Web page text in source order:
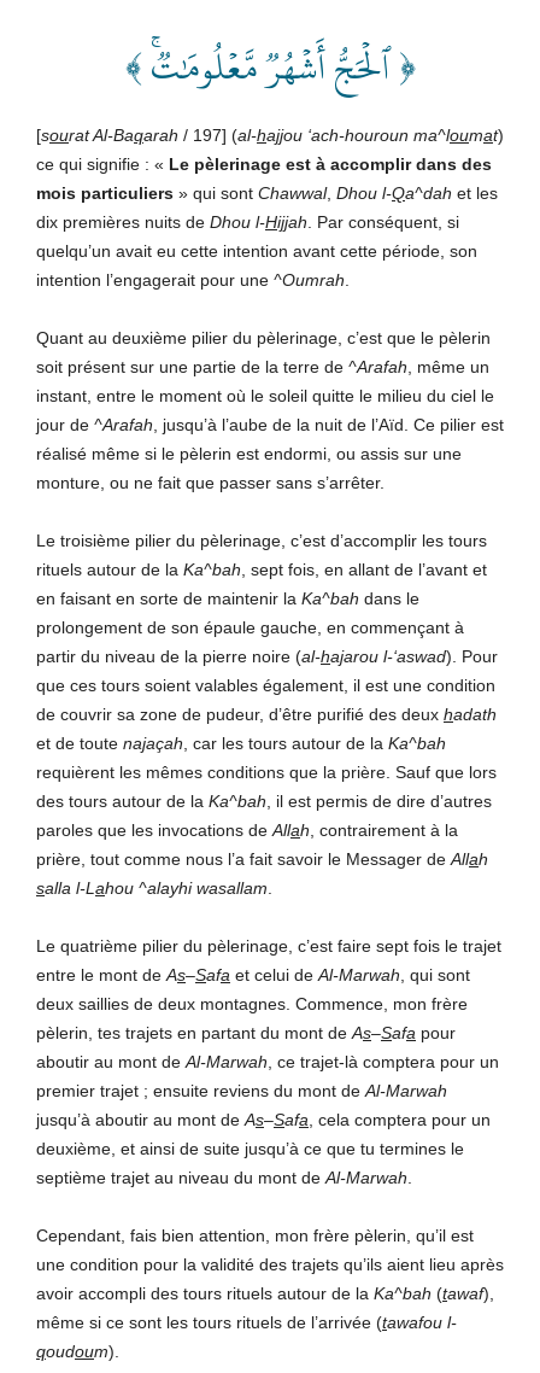
﴿ ٱلۡحَجُّ أَشۡهُرٞ مَّعۡلُومَٰتٞۚ ﴾
[sourat Al-Baqarah / 197] (al-hajjou ‘ach-houroun ma^loumat)
ce qui signifie : « Le pèlerinage est à accomplir dans des
mois particuliers » qui sont Chawwal, Dhou l-Qa^dah et les
dix premières nuits de Dhou l-Hijjah . Par conséquent, si
quelqu’un avait eu cette intention avant cette période, son
intention l’engagerait pour une ^Oumrah
Quant au deuxième pilier du pèlerinage, c’est que le pèlerin
soit présent sur une partie de la terre de ^Arafah , même un
instant, entre le moment où le soleil quitte le milieu du ciel le
jour de ^Arafah , jusqu’à l’aube de la nuit de l’Aïd. Ce pilier est
réalisé même si le pèlerin est endormi, ou assis sur une
monture, ou ne fait que passer sans s’arrêter.
Le troisième pilier du pèlerinage, c’est d’accomplir les tours
rituels autour de la Ka^bah , sept fois, en allant de l’avant et
en faisant en sorte de maintenir la Ka^bah dans le
prolongement de son épaule gauche, en commençant à
partir du niveau de la pierre noire (al-hajarou l-‘aswad). Pour
que ces tours soient valables également, il est une condition
de couvrir sa zone de pudeur, d’être purifié des deux hadath
et de toute najaçah , car les tours autour de la Ka^bah
requièrent les mêmes conditions que la prière. Sauf que lors
des tours autour de la Ka^bah , il est permis de dire d’autres
paroles que les invocations de Allah , contrairement à la
prière, tout comme nous l’a fait savoir le Messager de Allah
salla l-L ahou ^alayhi wasallam
Le quatrième pilier du pèlerinage, c’est faire sept fois le trajet
entre le mont de As–Safa et celui de Al-Marwah , qui sont
deux saillies de deux montagnes. Commence, mon frère
pèlerin, tes trajets en partant du mont de As–Safa pour
aboutir au mont de Al-Marwah , ce trajet-là comptera pour un
premier trajet ; ensuite reviens du mont de Al-Marwah
jusqu’à aboutir au mont de As–Safa , cela comptera pour un
deuxième, et ainsi de suite jusqu’à ce que tu termines le
septième trajet au niveau du mont de Al-Marwah
Cependant, fais bien attention, mon frère pèlerin, qu’il est
une condition pour la validité des trajets qu’ils aient lieu après
avoir accompli des tours rituels autour de la Ka^bah (tawaf),
même si ce sont les tours rituels de l’arrivée (tawafou l-
qoudoum).